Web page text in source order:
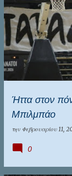
Α
ν
α
ρ
τ
ή
Ήττα στον
Μπιλμπάο
την Φεβρουαρίου 11,
0